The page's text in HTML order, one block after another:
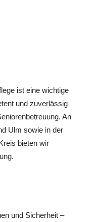
ist eine wichtige
und zuverlässig
An
Ulm sowie in der
bieten wir
und Sicherheit –